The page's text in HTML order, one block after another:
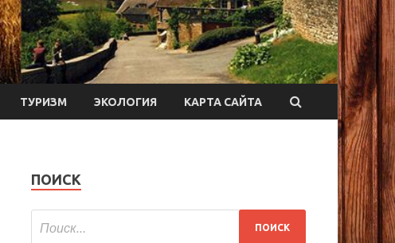
ТУРИЗМ ЭКОЛОГИЯ КАРТА САЙТА
ПОИСК